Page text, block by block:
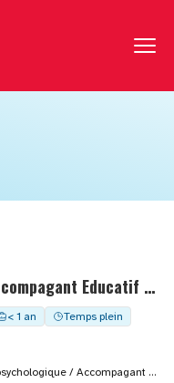
Aide médico psychologique / Accompagant Educatif et Social - 1906
< 1 an
Temps plein
Aide médico psychologique / Accompagant Educatif et Social - 1906